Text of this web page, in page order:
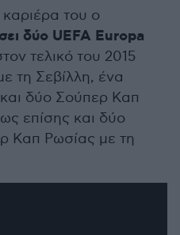
του ο
δύο UEFA Europa
τελικό του 2015
τη Σεβίλλη, ένα
δύο Σούπερ Καπ
επίσης και δύο
Καπ Ρωσίας με τη